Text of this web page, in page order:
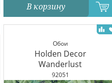
В корзину
Обои
Holden Decor
Wanderlust
92051